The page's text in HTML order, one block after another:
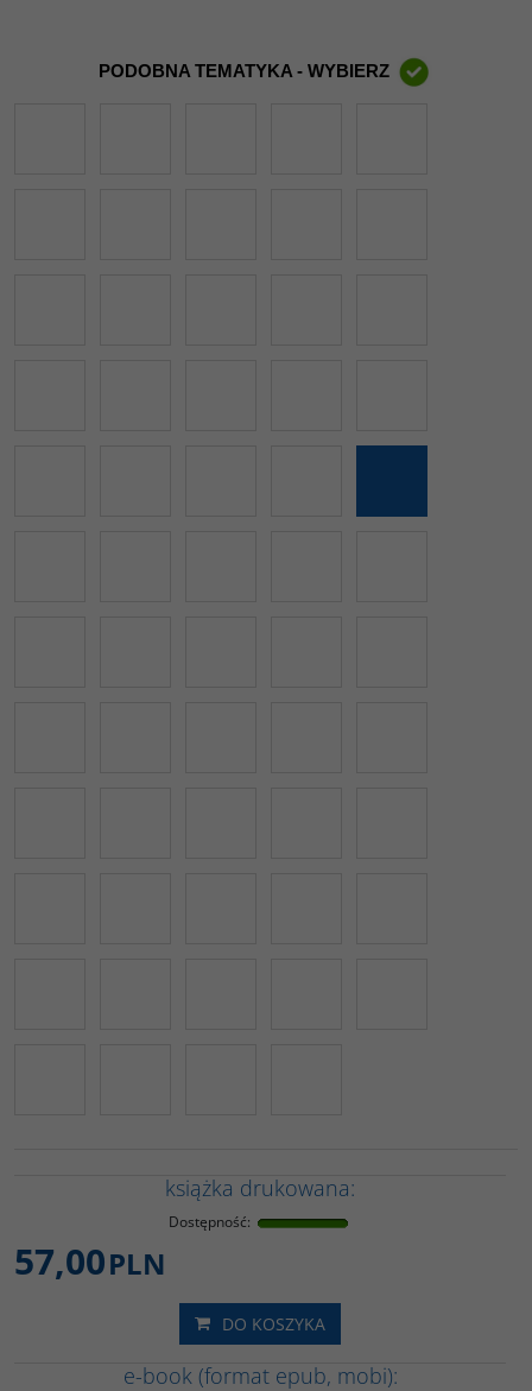
PODOBNA TEMATYKA - WYBIERZ
książka drukowana:
Dostępność:
57,00PLN
DO KOSZYKA
e-book (format epub, mobi):